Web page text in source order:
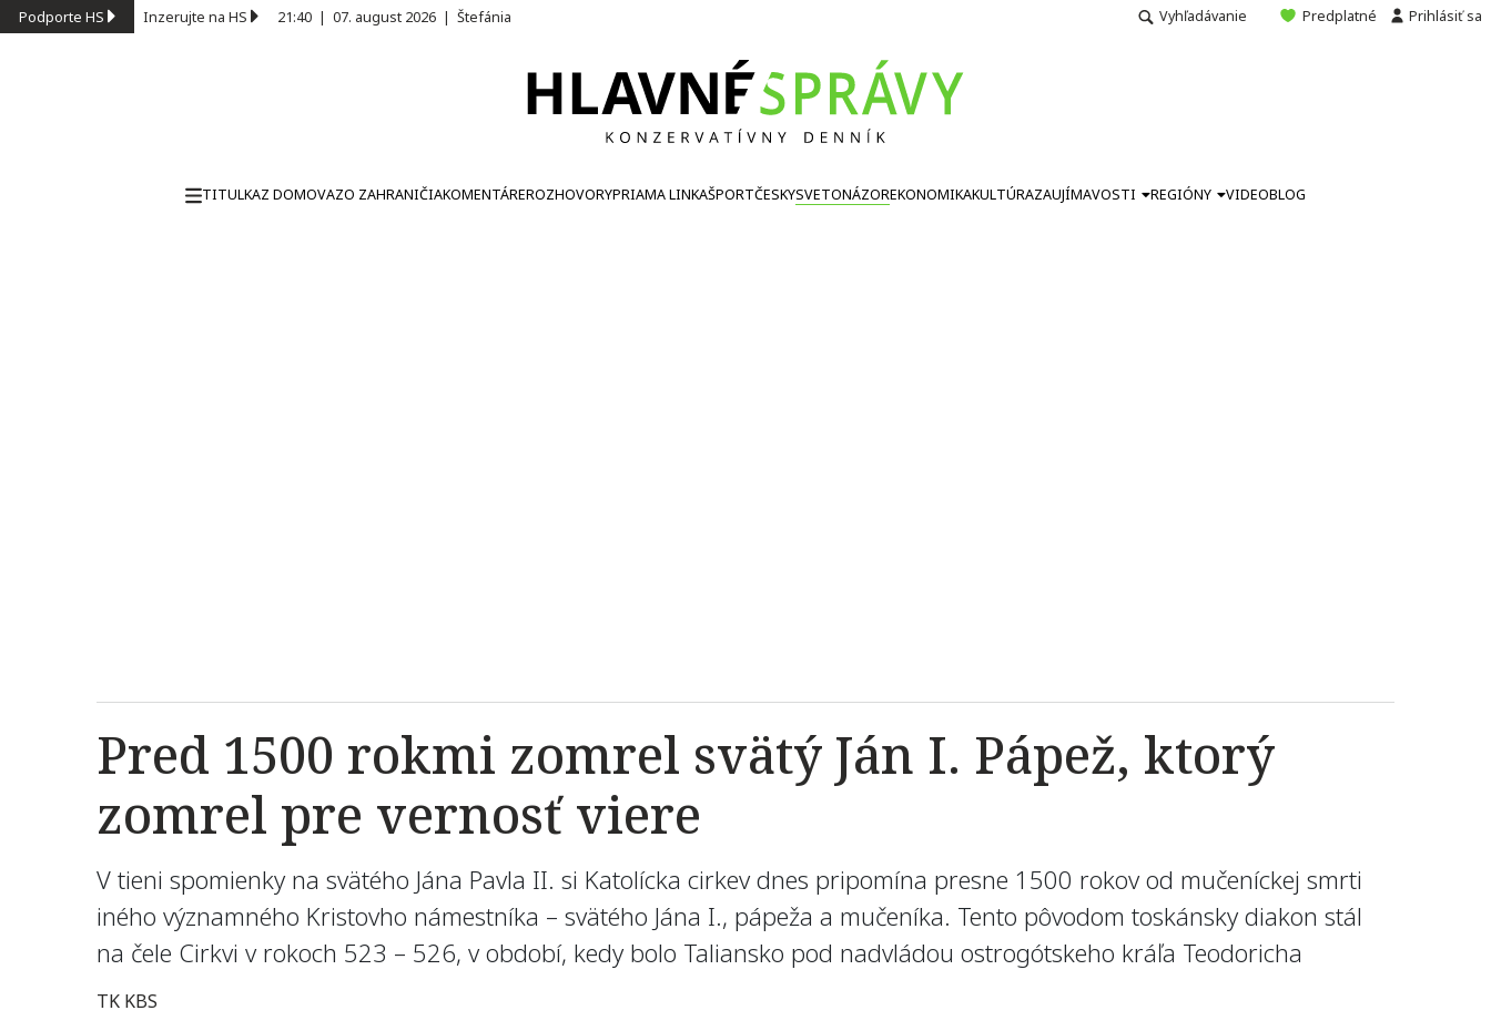
Podporte HS Inzerujte na HS 21:40 | 07. august 2026 | Štefánia Vyhľadávanie Predplatné Prihlásiť sa
TITULKAZ DOMOVAZO ZAHRANIČIAKOMENTÁREROZHOVORYPRIAMA LINKAŠPORTČESKYSVETONÁZOREKONOMIKAKULTÚRAZAUJÍMAVOSTI REGIÓNY VIDEOBLOG
Pred 1500 rokmi zomrel svätý Ján I. Pápež, ktorý
zomrel pre vernosť viere
V tieni spomienky na svätého Jána Pavla II. si Katolícka cirkev dnes pripomína presne 1500 rokov od mučeníckej smrti
iného významného Kristovho námestníka – svätého Jána I., pápeža a mučeníka. Tento pôvodom toskánsky diakon stál
na čele Cirkvi v rokoch 523 – 526, v období, kedy bolo Taliansko pod nadvládou ostrogótskeho kráľa Teodoricha
TK KBS